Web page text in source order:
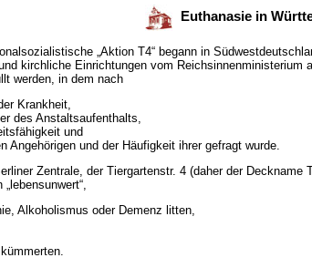
Euthanasie in
„Aktion T4“ begann in
kirchliche Einrichtungen vom
werden, in dem nach
Krankheit,
des Anstaltsaufenthalts,
und
Angehörigen und der Häufigkeit ihrer gefragt wurde.
Zentrale, der Tiergartenstr. 4 (daher der
„lebensunwert“,
Alkoholismus oder Demenz litten,